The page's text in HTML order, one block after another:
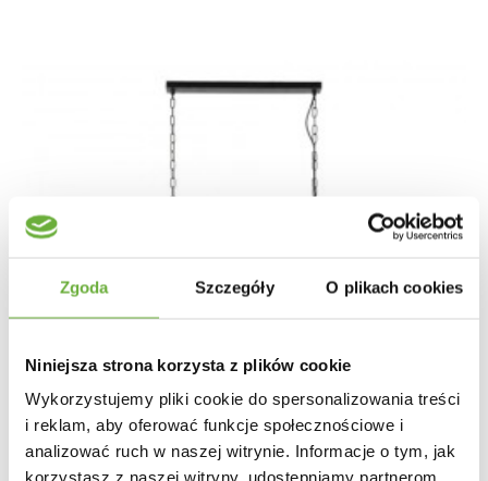
Zgoda Szczegóły O plikach cookies
Niniejsza strona korzysta z plików cookie
Wykorzystujemy pliki cookie do spersonalizowania treści
i reklam, aby oferować funkcje społecznościowe i
analizować ruch w naszej witrynie. Informacje o tym, jak
korzystasz z naszej witryny, udostępniamy partnerom